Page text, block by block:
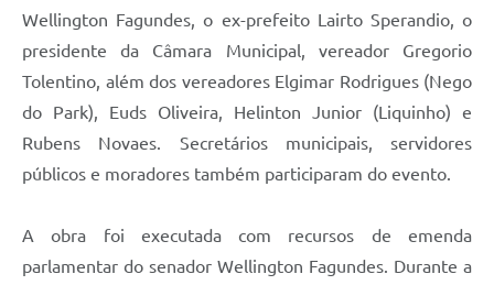
Wellington Fagundes, o ex-prefeito Lairto Sperandio, o
presidente da Câmara Municipal, vereador Gregorio
Tolentino, além dos vereadores Elgimar Rodrigues (Nego
do Park), Euds Oliveira, Helinton Junior (Liquinho) e
Rubens Novaes. Secretários municipais, servidores
públicos e moradores também participaram do evento.
A obra foi executada com recursos de emenda
parlamentar do senador Wellington Fagundes. Durante a